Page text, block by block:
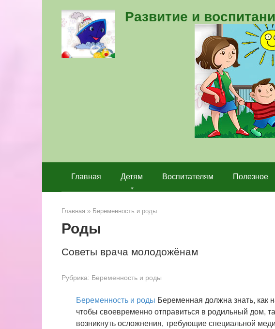
Развитие и
Главная Детям Воспитателям Полезное
Главная » Беременность и роды
Роды
Советы врача молодожёнам
Рубрика: Беременность и роды
Беременность и роды Беременная должна знать, как
чтобы своевременно отправиться в родильный дом,
возникнуть осложнения, требующие специальной